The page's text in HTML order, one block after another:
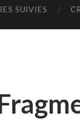
SUIVIES